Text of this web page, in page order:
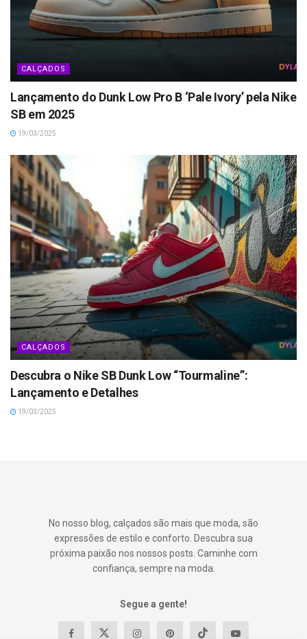
CALÇADOS
Lançamento do Dunk Low Pro B ‘Pale Ivory’ pela Nike
SB em 2025
19/03/2025
CALÇADOS
Descubra o Nike SB Dunk Low “Tourmaline”:
Lançamento e Detalhes
19/03/2025
No nosso blog, calçados são mais que moda, são
expressões de estilo e conforto. Descubra sua
próxima paixão nos nossos posts. Caminhe com
confiança, sempre na moda.
Segue a gente!